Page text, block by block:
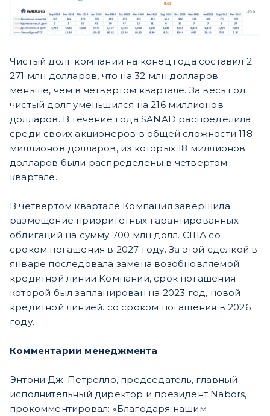
Чистый долг компании на конец года составил 2
271 млн долларов, что на 32 млн долларов
меньше, чем в четвертом квартале. За весь год
чистый долг уменьшился на 216 миллионов
долларов. В течение года SANAD распределила
среди своих акционеров в общей сложности 118
миллионов долларов, из которых 18 миллионов
долларов были распределены в четвертом
квартале.
В четвертом квартале Компания завершила
размещение приоритетных гарантированных
облигаций на сумму 700 млн долл. США со
сроком погашения в 2027 году. За этой сделкой в
январе последовала замена возобновляемой
кредитной линии Компании, срок погашения
которой был запланирован на 2023 год, новой
кредитной линией. со сроком погашения в 2026
году.
Комментарии менеджмента
Энтони Дж. Петрелло, председатель, главный
исполнительный директор и президент Nabors,
прокомментировал: «Благодаря нашим